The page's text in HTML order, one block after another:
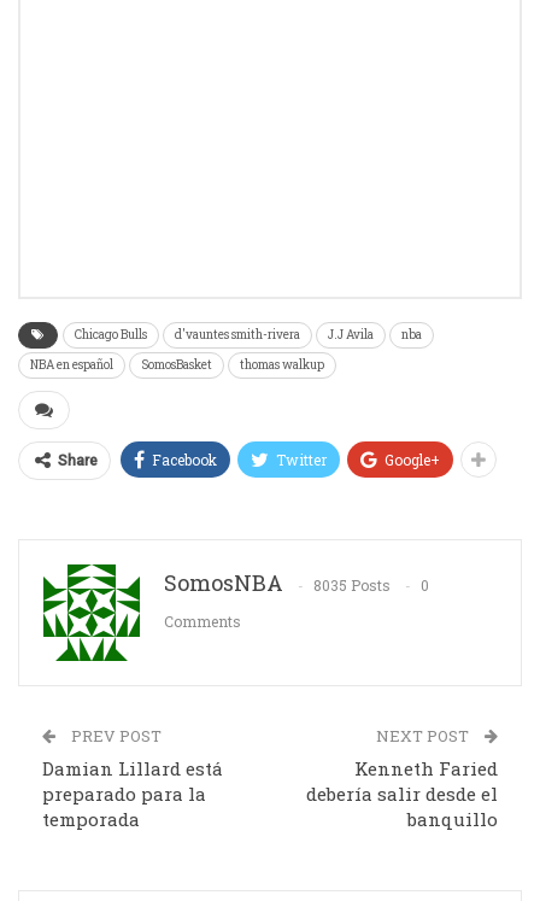
Chicago Bulls d'vauntes smith-rivera J.J Avila
nba
NBA en español
SomosBasket thomas walkup
Share Facebook Twitter Google+
SomosNBA 8035 Posts
0
Comments
PREV POST
Damian Lillard está
preparado para la
temporada
NEXT POST
Kenneth Faried
debería salir desde el
banquillo